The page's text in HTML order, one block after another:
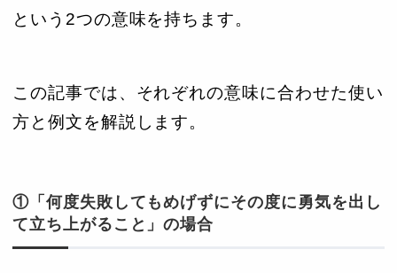
という2つの意味を持ちます。
この記事では、それぞれの意味に合わせた使い
方と例文を解説します。
①「何度失敗してもめげずにその度に勇気を出し
て立ち上がること」の場合